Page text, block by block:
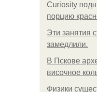
Curiosity
порцию
Эти занятия
замедлили.
В Пскове
височное
Физики